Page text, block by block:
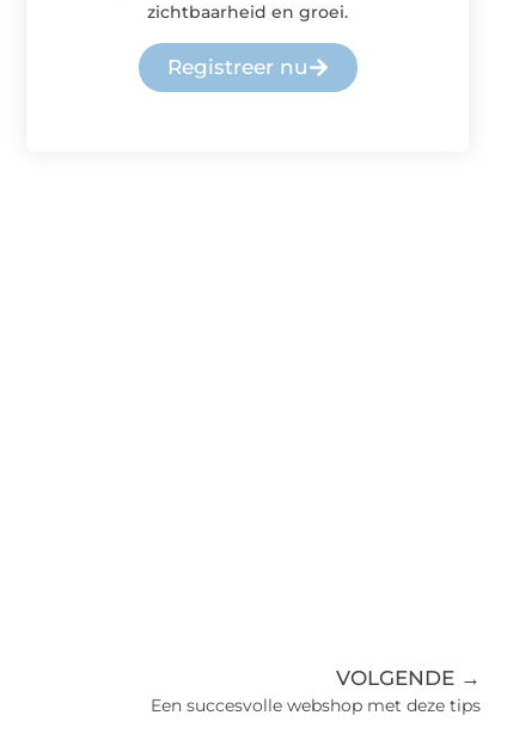
zichtbaarheid en groei.
Registreer nu
VOLGENDE →
Een succesvolle webshop met deze tips